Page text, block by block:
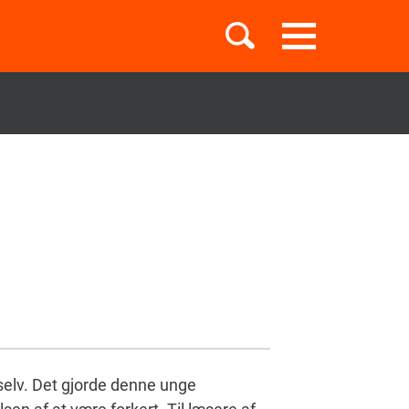
Toggle
navigation
Børnebøger
Temaer
Det gjorde denne unge